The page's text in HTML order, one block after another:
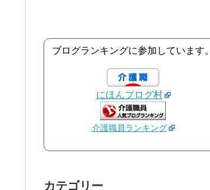
ブログランキングに参加しています。
にほんブログ村
介護職員ランキング
カテゴリー